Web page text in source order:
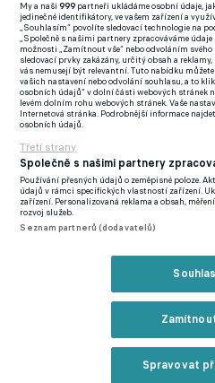
FlashFutbal (SK)
Tenisportal.cz
Tenisové zprávy
na Livesportu
Podmínky užití
Zásady ochrany osobních údajů
GDPR a
My a naši999 partneři ukládáme osobní údaje,
jedinečné identifikátory, ve vašem zařízení a
„Souhlasím“ povolíte sledovací technologie na
„Společně s našimi partnery zpracováváme
možnosti „Zamítnout vše“ nebo odvoláním
sledovací prvky zakázány, určitý obsah a
vás nemusejí být relevantní. Tuto nabídku
vašich nastavení nebo odvolání souhlasu, a to
osobních údajů“ v dolní části webových stránek
levém dolním rohu webových stránek. Vaše
Internetová stránka. Podrobnější informace
osobních údajů.
Třetí strany
Společně s našimi partnery
Používání přesných údajů o zeměpisné poloze.
údajů v rámci specifických vlastností zařízení.
zařízení. Personalizovaná reklama a obsah,
rozvoj služeb.
Seznam partnerů (dodavatelů)
Spravovat